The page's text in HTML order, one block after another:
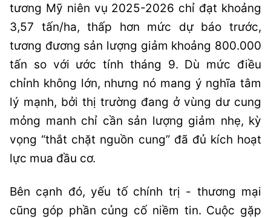
tương Mỹ niên vụ 2025-2026 chỉ đạt khoảng
3,57 tấn/ha, thấp hơn mức dự báo trước,
tương đương sản lượng giảm khoảng 800.000
tấn so với ước tính tháng 9. Dù mức điều
chỉnh không lớn, nhưng nó mang ý nghĩa tâm
lý mạnh, bởi thị trường đang ở vùng dư cung
mỏng manh chỉ cần sản lượng giảm nhẹ, kỳ
vọng “thắt chặt nguồn cung” đã đủ kích hoạt
lực mua đầu cơ.
Bên cạnh đó, yếu tố chính trị - thương mại
cũng góp phần củng cố niềm tin. Cuộc gặp